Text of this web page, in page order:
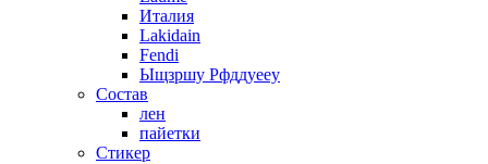
Италия
Lakidain
Fendi
Ыщзршу Рфддуееу
Состав
лен
пайетки
Стикер